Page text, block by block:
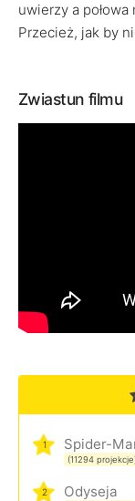
uwierzy a
Przecież, jak by
Zwiastun filmu
1
(11294
2 Odyseja